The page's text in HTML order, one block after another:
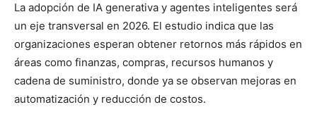
La adopción de IA generativa y agentes inteligentes será
un eje transversal en 2026. El estudio indica que las
organizaciones esperan obtener retornos más rápidos en
áreas como finanzas, compras, recursos humanos y
cadena de suministro, donde ya se observan mejoras en
automatización y reducción de costos.